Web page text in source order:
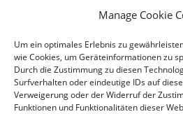
Manage Cookie
Um ein optimales Erlebnis zu
wie Cookies, um Geräteinformationen zu
Durch die Zustimmung zu diesen
Surfverhalten oder eindeutige IDs auf
Verweigerung oder der Widerruf der
Funktionen und Funktionalitäten dieser